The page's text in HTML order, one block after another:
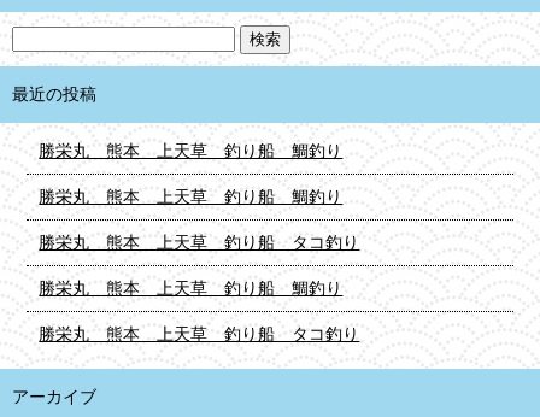
最近の投稿
勝栄丸 熊本 上天草 釣り船 鯛釣り
勝栄丸 熊本 上天草 釣り船 鯛釣り
勝栄丸 熊本 上天草 釣り船 タコ釣り
勝栄丸 熊本 上天草 釣り船 鯛釣り
勝栄丸 熊本 上天草 釣り船 タコ釣り
アーカイブ